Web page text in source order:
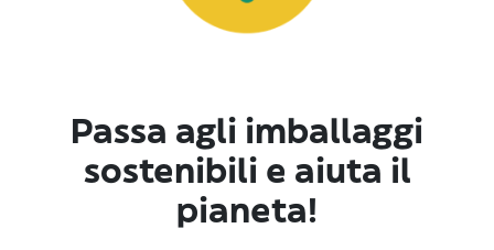
Passa agli imballaggi
sostenibili e aiuta il
pianeta!